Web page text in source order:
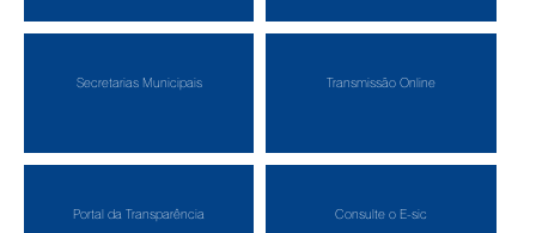
Secretarias Municipais Transmissão Online
Portal da Transparência Consulte o E-sic